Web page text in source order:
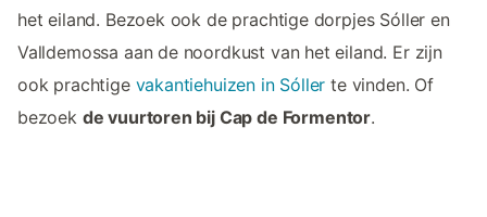
het eiland. Bezoek ook de prachtige dorpjes Sóller en
Valldemossa aan de noordkust van het eiland. Er zijn
ook prachtige vakantiehuizen in Sóller te vinden. Of
bezoek de vuurtoren bij Cap de Formentor.